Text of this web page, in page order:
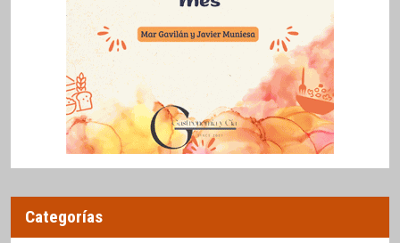
Categorías